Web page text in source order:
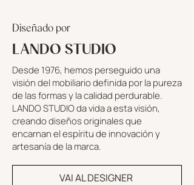
Diseñado por
LANDO STUDIO
Desde 1976, hemos perseguido una
visión del mobiliario definida por la pureza
de las formas y la calidad perdurable.
LANDO STUDIO da vida a esta visión,
creando diseños originales que
encarnan el espíritu de innovación y
artesanía de la marca.
VAI AL DESIGNER